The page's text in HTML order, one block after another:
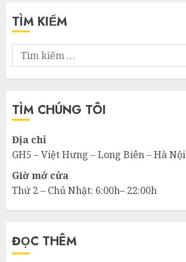
viết
TÌM KIẾM
Tìm
kiếm
cho:
TÌM CHÚNG TÔI
Địa chỉ
GH5 – Việt Hưng – Long Biên – Hà Nội
Giờ mở cửa
Thứ 2 – Chủ Nhật: 6:00h– 22:00h
ĐỌC THÊM